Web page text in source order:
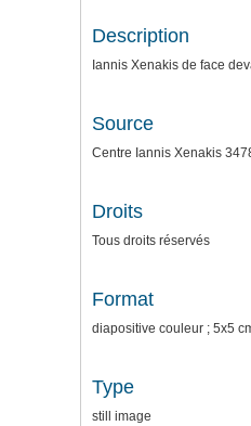
Description
Iannis Xenakis de face
Source
Centre Iannis Xenakis
Droits
Tous droits réservés
Format
diapositive couleur ; 5x5
Type
still image